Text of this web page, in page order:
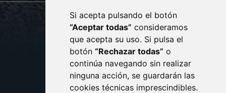
Si acepta pulsando el botón
“Aceptar todas” consideramos
que acepta su uso. Si pulsa el
botón “Rechazar todas” o
continúa navegando sin realizar
ninguna acción, se guardarán las
cookies técnicas imprescindibles.
CONTACTO
AVISO LEGAL
PROTECCIÓN DE DATOS
POLÍTICA DE COOKIES
ACCESIBILIDAD
ENLACE EXTERNO AL